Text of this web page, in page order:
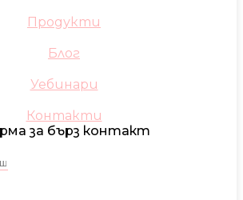
Продукти
Блог
Уебинари
Контакти
за бърз контакт